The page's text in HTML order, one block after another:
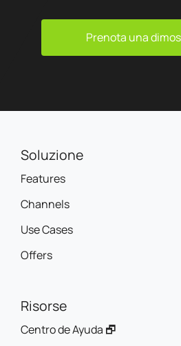
Prenota una
Soluzione
Features
Channels
Use Cases
Offers
Risorse
Centro de Ayuda 🗗